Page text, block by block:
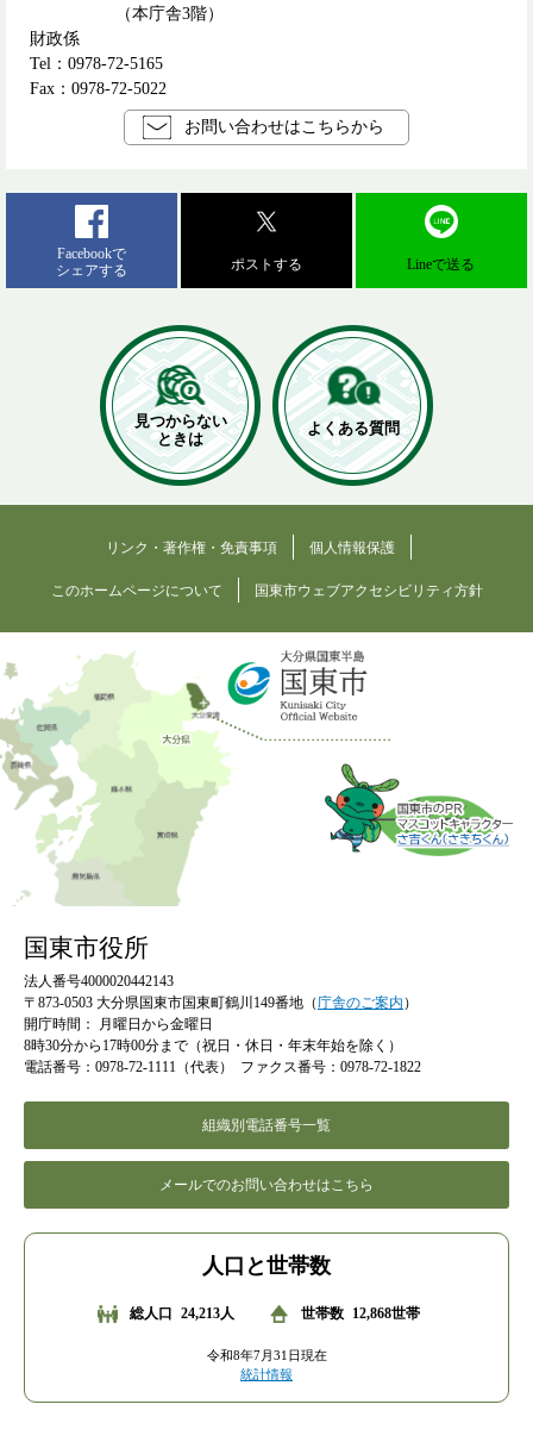
（本庁舎3階）
財政係
Tel：0978-72-5165
Fax：0978-72-5022
お問い合わせはこちらから
Facebookで
シェアする
ポストする Lineで送る
見つからない
ときは
よくある質問
リンク・著作権・免責事項 個人情報保護
このホームページについて 国東市ウェブアクセシビリティ方針
国東市役所
法人番号4000020442143
〒873-0503 大分県国東市国東町鶴川149番地（庁舎のご案内 ）
開庁時間：
月曜日から金曜日
8時30分から17時00分まで（祝日・休日・年末年始を除く）
電話番号：0978-72-1111（代表）
ファクス番号：0978-72-1822
組織別電話番号一覧
メールでのお問い合わせはこちら
人口と世帯数
総人口 24,213人 世帯数 12,868世帯
令和8年7月31日現在
統計情報